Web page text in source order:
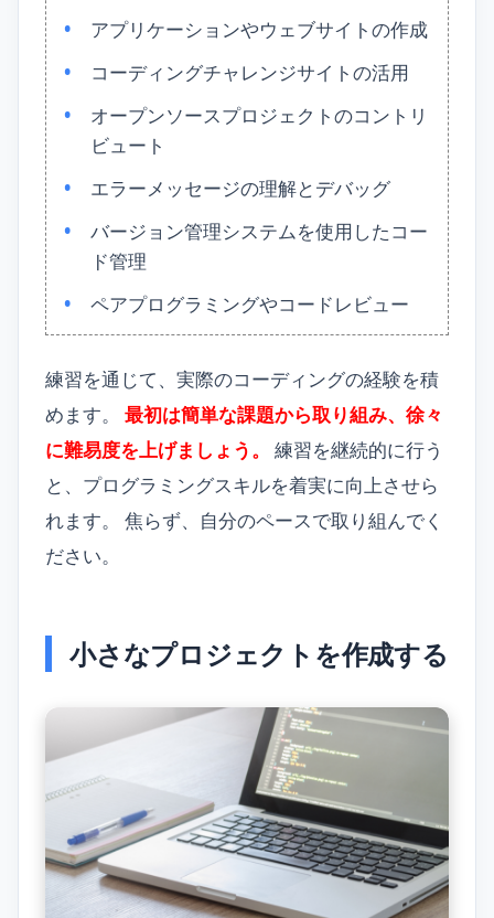
アプリケーションやウェブサイトの作成
コーディングチャレンジサイトの活用
オープンソースプロジェクトのコントリ
ビュート
エラーメッセージの理解とデバッグ
バージョン管理システムを使用したコー
ド管理
ペアプログラミングやコードレビュー
練習を通じて、実際のコーディングの経験を積
めます。 最初は簡単な課題から取り組み、徐々
に難易度を上げましょう。
練習を継続的に行う
と、プログラミングスキルを着実に向上させら
れます。 焦らず、自分のペースで取り組んでく
ださい。
小さなプロジェクトを作成する